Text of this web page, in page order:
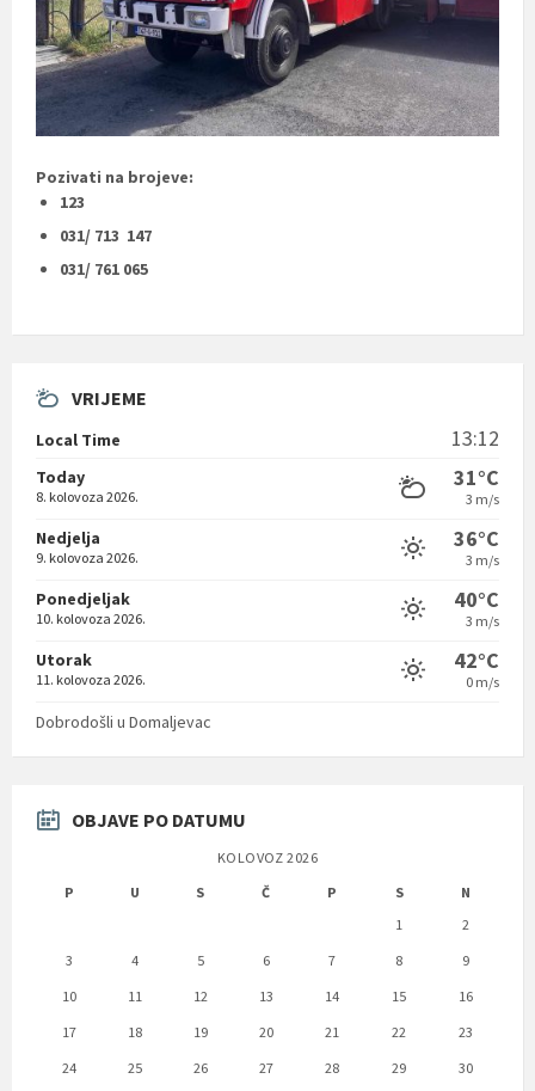
Pozivati na brojeve:
123
031/ 713 147
031/ 761 065
VRIJEME
Local Time 13:12
Today
8. kolovoza 2026.
31°C
3 m/s
Nedjelja
9. kolovoza 2026.
36°C
3 m/s
Ponedjeljak
10. kolovoza 2026.
40°C
3 m/s
Utorak
11. kolovoza 2026.
42°C
0 m/s
Dobrodošli u Domaljevac
OBJAVE PO DATUMU
KOLOVOZ 2026
P
U S Č P S
N
1
2
3
4 5 6 7 8
9
10
11 12 13 14 15
16
17
18 19 20 21 22
23
24
25 26 27 28 29
30